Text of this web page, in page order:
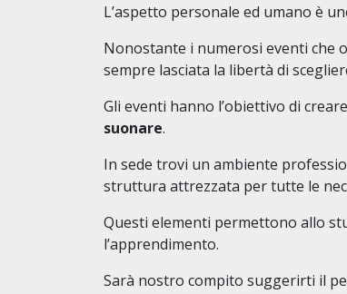
L’aspetto personale ed umano è
Nonostante i numerosi eventi che
sempre lasciata la libertà di
Gli eventi hanno l’obiettivo di
suonare.
In sede trovi un ambiente
struttura attrezzata per tutte le
Questi elementi permettono allo
l’apprendimento.
Sarà nostro compito suggerirti il